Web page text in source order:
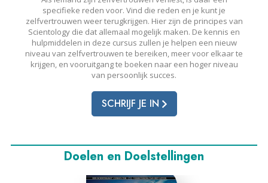
specifieke reden voor. Vind die reden en je kunt je
zelfvertrouwen weer terugkrijgen. Hier zijn de principes van
Scientology die dat allemaal mogelijk maken. De kennis en
hulpmiddelen in deze cursus zullen je helpen een nieuw
niveau van zelfvertrouwen te bereiken, meer voor elkaar te
krijgen, en vooruitgang te boeken naar een hoger niveau
van persoonlijk succes.
SCHRIJF JE IN
Doelen en Doelstellingen